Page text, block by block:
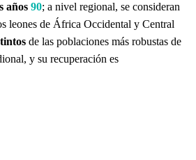
años 90; a nivel regional, se consideran
leones de África Occidental y Central
de las poblaciones más robustas de
y su recuperación es